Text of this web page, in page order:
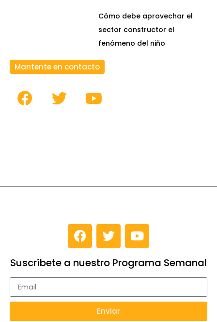
Cómo debe aprovechar el
sector constructor el
fenómeno del niño
Mantente en contacto
Suscríbete a nuestro Programa Semanal
Enviar